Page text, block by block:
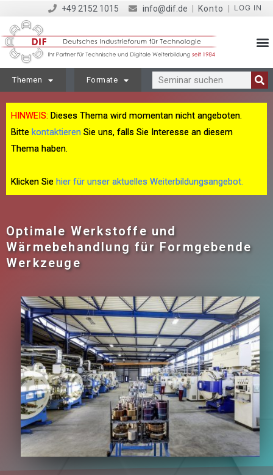
+49 2152 1015 info@dif.de Konto LOG IN
Themen Formate
HINWEIS: Dieses Thema wird momentan nicht angeboten.
Bitte kontaktieren Sie uns, falls Sie Interesse an diesem
Thema haben.
Klicken Sie hier für unser aktuelles Weiterbildungsangebot.
Optimale Werkstoffe und
Wärmebehandlung für Formgebende
Werkzeuge